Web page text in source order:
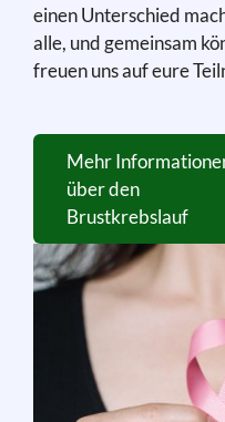
einen Unterschied
alle, und gemeinsam
freuen uns auf eure
Mehr
über den
Brustkrebslauf